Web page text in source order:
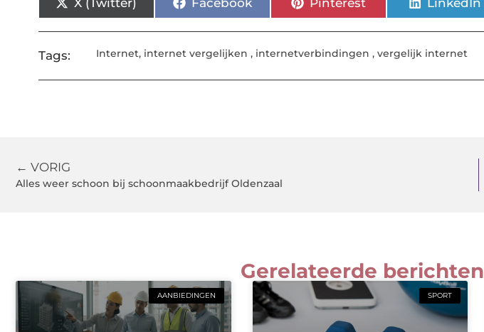
Tags: Internet, internet vergelijken , internetverbindingen ,vergelijk internet
← VORIG
Alles weer schoon bij schoonmaakbedrijf Oldenzaal
Gerelateerde berichten
AANBIEDINGEN SPORT